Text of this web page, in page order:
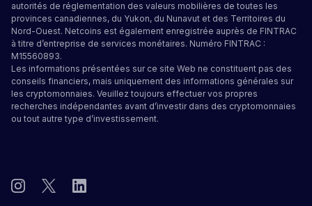
autorités de réglementation des valeurs mobilières de toutes les
provinces canadiennes, du Yukon, du Nunavut et des Territoires du
Nord-Ouest. Netcoins est également enregistrée auprès de FINTRAC
à titre d’entreprise de services monétaires. Numéro FINTRAC :
M15560893.
Les informations présentées sur ce site Web ne constituent pas des
conseils financiers, mais uniquement des informations générales sur
les cryptomonnaies. Veuillez toujours effectuer vos propres
recherches indépendantes avant d’investir dans des cryptomonnaies
ou tout autre type d’investissement.